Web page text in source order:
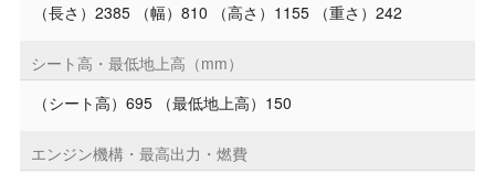
（長さ）2385 （幅）810 （高さ）1155 （重さ）242
シート高・最低地上高（mm）
（シート高）695 （最低地上高）150
エンジン機構・最高出力・燃費